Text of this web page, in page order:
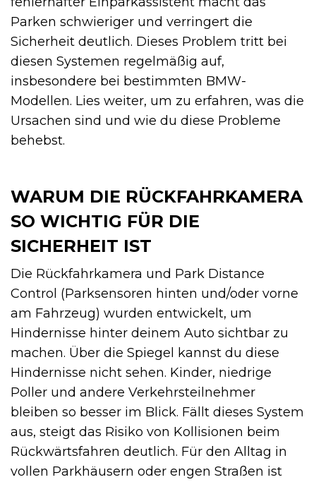
Parken schwieriger und verringert die
Sicherheit deutlich. Dieses Problem tritt bei
diesen Systemen regelmäßig auf,
insbesondere bei bestimmten BMW-
Modellen. Lies weiter, um zu erfahren, was die
Ursachen sind und wie du diese Probleme
behebst.
WARUM DIE RÜCKFAHRKAMERA
SO WICHTIG FÜR DIE
SICHERHEIT IST
Die Rückfahrkamera und Park Distance
Control (Parksensoren hinten und/oder vorne
am Fahrzeug) wurden entwickelt, um
Hindernisse hinter deinem Auto sichtbar zu
machen. Über die Spiegel kannst du diese
Hindernisse nicht sehen. Kinder, niedrige
Poller und andere Verkehrsteilnehmer
bleiben so besser im Blick. Fällt dieses System
aus, steigt das Risiko von Kollisionen beim
Rückwärtsfahren deutlich. Für den Alltag in
vollen Parkhäusern oder engen Straßen ist